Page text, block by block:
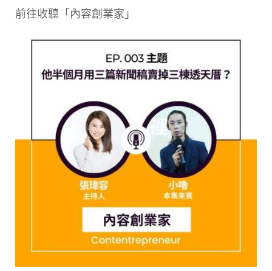
前往收聽「內容創業家」